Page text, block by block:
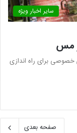
سایر اخبار ویژه
مس
برای راه اندازی
صفحه بعدی